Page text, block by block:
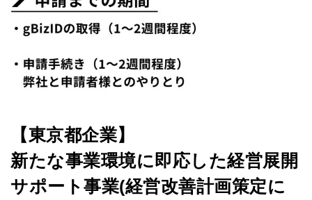
【東京都企業】
新たな事業環境に即応した経営展開
サポート事業(経営改善計画策定に